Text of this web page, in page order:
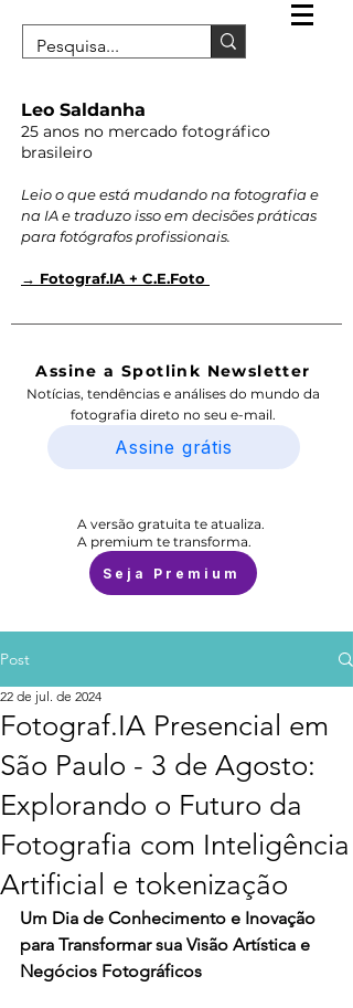
Leo Saldanha
25 anos no mercado fotográfico
brasileiro
Leio o que está mudando na fotografia e
na IA e traduzo isso em decisões práticas
para fotógrafos profissionais.
→ Fotograf.IA + C.E.Foto
Assine a Spotlink Newsletter
Notícias, tendências e análises do mundo da
fotografia direto no seu e-mail.
Assine grátis
A versão gratuita te atualiza.
A premium te transforma.
Seja Premium
Post
Fotograf.IA Presencial em
São Paulo - 3 de Agosto:
Explorando o Futuro da
Fotografia com Inteligência
Artificial e tokenização
22 de jul. de 2024
Um Dia de Conhecimento e Inovação
para Transformar sua Visão Artística e
Negócios Fotográficos